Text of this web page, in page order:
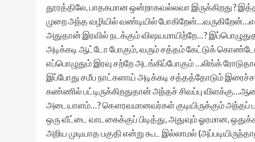
தூரத்திலே, பாதகமான ஒன்றாகவல்லவா
முறை அந்த வழியில் வண்டியில்
அதுதான் இரவில் நடக்கும் விஷயமாயிற்றே…?
அடிக்கடி ஆட்டோ போகும், வரும் சத்தம் கேட்டுக்
எப்பொழுதும் இரவு சற்றே அடங்கிப்போகும் …லிங்க்
இப்போது சமீப நாட்களாய் அடிக்கடி சத்தத்தோடும்
கண்ணில் பட்டிருக்கிறதுதான் அந்தச் சிவப்பு
அடையாளம்…? கௌரவமானவர்கள் குடியிருக்கும் அந்தப்
ஒரு வீட்டை வாடகைக்குப் பிடித்து, அதுவும் ஓரமான,
அறிய முடியாத பகுதி என்று கூட இல்லாமல்